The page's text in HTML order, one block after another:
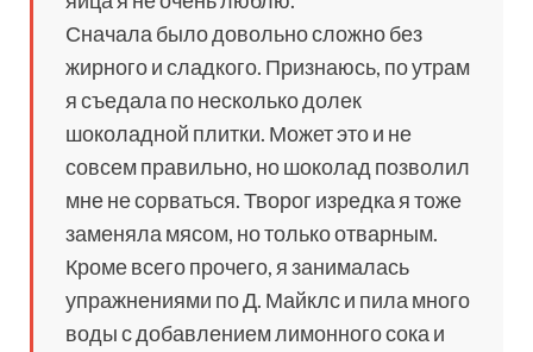
Сначала было довольно сложно без
жирного и сладкого. Признаюсь, по утрам
я съедала по несколько долек
шоколадной плитки. Может это и не
совсем правильно, но шоколад позволил
мне не сорваться. Творог изредка я тоже
заменяла мясом, но только отварным.
Кроме всего прочего, я занималась
упражнениями по Д. Майклс и пила много
воды с добавлением лимонного сока и